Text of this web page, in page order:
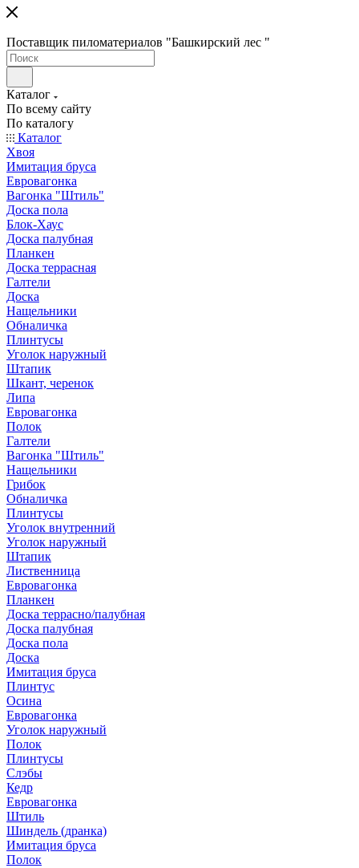
Поставщик пиломатериалов "Башкирский лес "
Каталог
По всему сайту
По каталогу
Каталог
Хвоя
Имитация бруса
Евровагонка
Вагонка "Штиль"
Доска пола
Блок-Хаус
Доска палубная
Планкен
Доска террасная
Галтели
Доска
Нащельники
Обналичка
Плинтусы
Уголок наружный
Штапик
Шкант, черенок
Липа
Евровагонка
Полок
Галтели
Вагонка "Штиль"
Нащельники
Грибок
Обналичка
Плинтусы
Уголок внутренний
Уголок наружный
Штапик
Лиственница
Евровагонка
Планкен
Доска террасно/палубная
Доска палубная
Доска пола
Доска
Имитация бруса
Плинтус
Осина
Евровагонка
Уголок наружный
Полок
Плинтусы
Слэбы
Кедр
Евровагонка
Штиль
Шиндель (дранка)
Имитация бруса
Полок